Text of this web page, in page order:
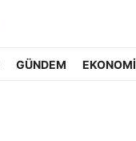
GÜNDEM EKONOMİ